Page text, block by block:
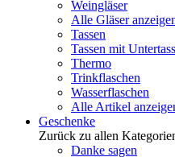
Weingläser
Alle Gläser
Tassen
Tassen mit
Thermo
Trinkflaschen
Wasserflaschen
Alle Artikel
Geschenke
Zurück zu allen
Danke sagen